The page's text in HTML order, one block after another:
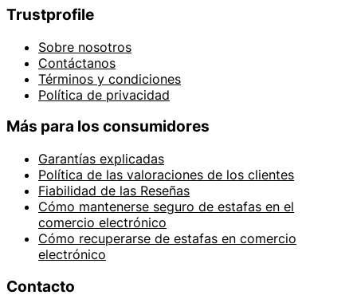
Trustprofile
Sobre nosotros
Contáctanos
Términos y condiciones
Política de privacidad
Más para los consumidores
Garantías explicadas
Política de las valoraciones de los clientes
Fiabilidad de las Reseñas
Cómo mantenerse seguro de estafas en el
comercio electrónico
Cómo recuperarse de estafas en comercio
electrónico
Contacto